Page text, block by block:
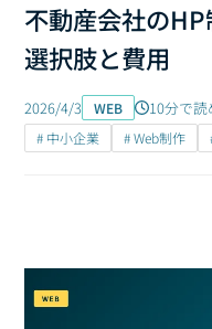
不動産会社の
選択肢と費用
2026/4/3 WEB 10分で読
# 中小企業 # Web制作